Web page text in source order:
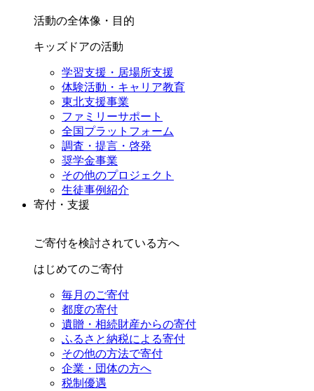
活動の全体像・目的
キッズドアの活動
学習支援・居場所支援
体験活動・キャリア教育
東北支援事業
ファミリーサポート
全国プラットフォーム
調査・提言・啓発
奨学金事業
その他のプロジェクト
生徒事例紹介
寄付・支援
ご寄付を検討されている方へ
はじめてのご寄付
毎月のご寄付
都度の寄付
遺贈・相続財産からの寄付
ふるさと納税による寄付
その他の方法で寄付
企業・団体の方へ
税制優遇